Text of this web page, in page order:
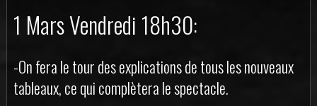
1 Mars Vendredi 18h30:
-On fera le tour des explications de tous les nouveaux
tableaux, ce qui complètera le spectacle.